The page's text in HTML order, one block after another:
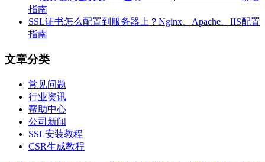
指南
SSL证书怎么配置到服务器上？Nginx、Apache、IIS配置
指南
文章分类
常见问题
行业资讯
帮助中心
公司新闻
SSL安装教程
CSR生成教程